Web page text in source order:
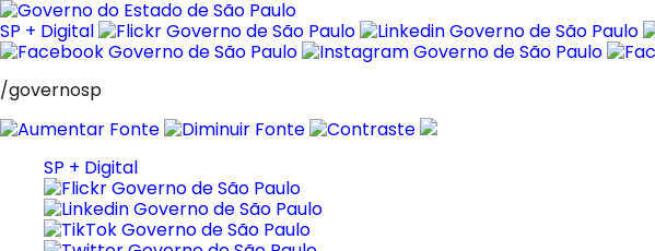
Pular
para
o
SP + Digital
/governosp
SP + Digital